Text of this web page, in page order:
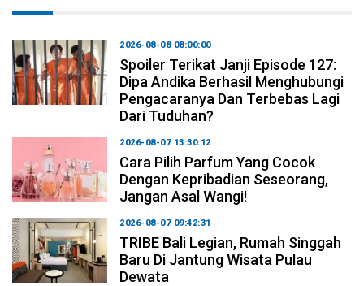
2026-08-08 08:00:00
Spoiler Terikat Janji Episode 127:
Dipa Andika Berhasil Menghubungi
Pengacaranya Dan Terbebas Lagi
Dari Tuduhan?
2026-08-07 13:30:12
Cara Pilih Parfum Yang Cocok
Dengan Kepribadian Seseorang,
Jangan Asal Wangi!
2026-08-07 09:42:31
TRIBE Bali Legian, Rumah Singgah
Baru Di Jantung Wisata Pulau
Dewata